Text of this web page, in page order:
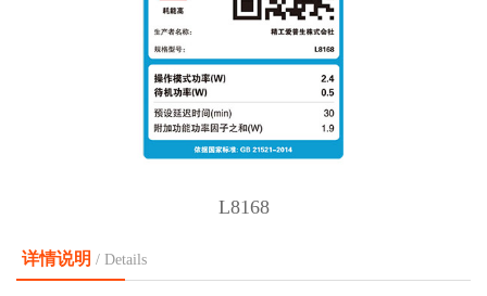
L8168
详情说明 / Details